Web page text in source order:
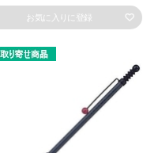
お気に入りに登録